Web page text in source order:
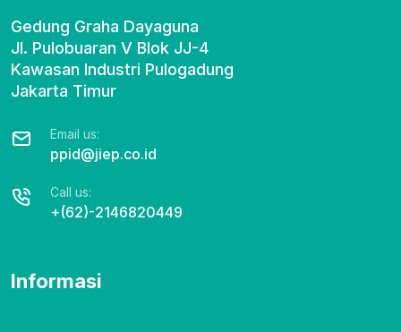
Gedung Graha Dayaguna
Jl. Pulobuaran V Blok JJ-4
Kawasan Industri Pulogadung
Jakarta Timur
Email us:
ppid@jiep.co.id
Call us:
+(62)-2146820449
Informasi